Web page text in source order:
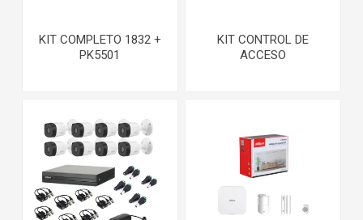
KIT COMPLETO 1832 +
PK5501
KIT CONTROL DE
ACCESO